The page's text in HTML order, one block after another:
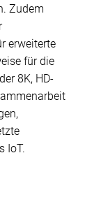
Zudem
erweiterte
für die
8K, HD-
IoT.